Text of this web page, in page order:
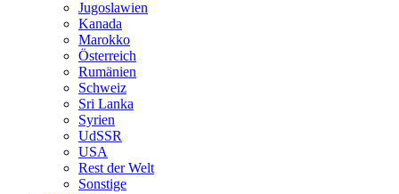
Jugoslawien
Kanada
Marokko
Österreich
Rumänien
Schweiz
Sri Lanka
Syrien
UdSSR
USA
Rest der Welt
Sonstige